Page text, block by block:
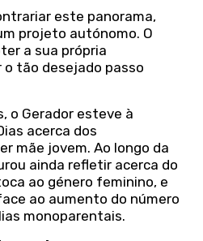
este panorama,
projeto autónomo. O
a sua própria
o tão desejado passo
o Gerador esteve à
acerca dos
mãe jovem. Ao longo da
ainda refletir acerca do
ao género feminino, e
ao aumento do número
monoparentais.